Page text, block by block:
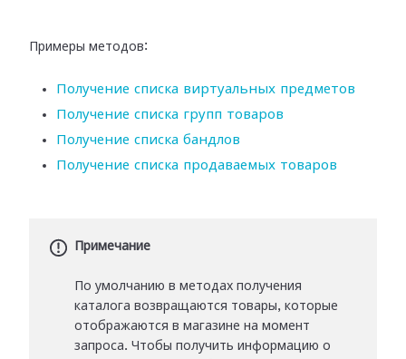
Примеры методов:
Получение списка виртуальных предметов
Получение списка групп товаров
Получение списка бандлов
Получение списка продаваемых товаров
Примечание
По умолчанию в методах получения
каталога возвращаются товары, которые
отображаются в магазине на момент
запроса. Чтобы получить информацию о